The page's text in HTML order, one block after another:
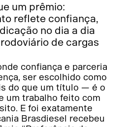
um prêmio:
reflete confiança,
no dia a dia
de cargas
confiança e parceria
ser escolhido como
do que um título — é o
um trabalho feito com
E foi exatamente
Brasdiesel recebeu